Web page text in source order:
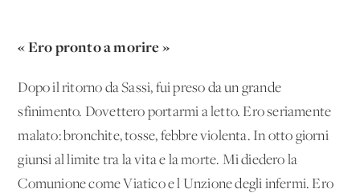
« Ero pronto a morire »
Dopo il ritorno da Sassi, fui preso da un grande
sfinimento. Dovettero portarmi a letto. Ero seriamente
malato: bronchite, tosse, febbre violenta. In otto giorni
giunsi al limite tra la vita e la morte. Mi diedero la
Comunione come Viatico e l'Unzione degli infermi. Ero